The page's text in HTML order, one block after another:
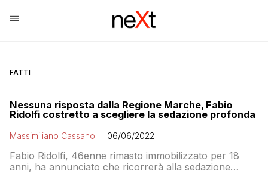
FATTI
Nessuna risposta dalla Regione Marche, Fabio
Ridolfi costretto a scegliere la sedazione profonda
Massimiliano Cassano 06/06/2022
Fabio Ridolfi, 46enne rimasto immobilizzato per 18
anni, ha annunciato che ricorrerà alla sedazione